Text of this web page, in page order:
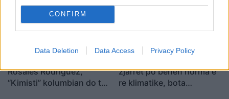
CONFIRM
Data Deletion Data Access Privacy Policy
Rosales Rodriguez,
“Kimisti” kolumbian do të
zjarret po bëhen norma e
re klimatike, bota